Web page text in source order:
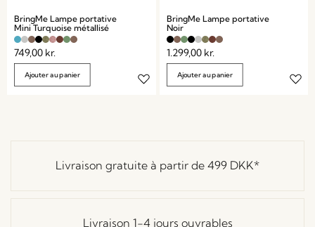
BringMe Lampe portative
Mini Turquoise métallisé
749,00 kr.
Ajouter au panier
BringMe Lampe portative
Noir
1.299,00 kr.
Ajouter au panier
Livraison gratuite à partir de 499 DKK*
Livraison 1-4 jours ouvrables